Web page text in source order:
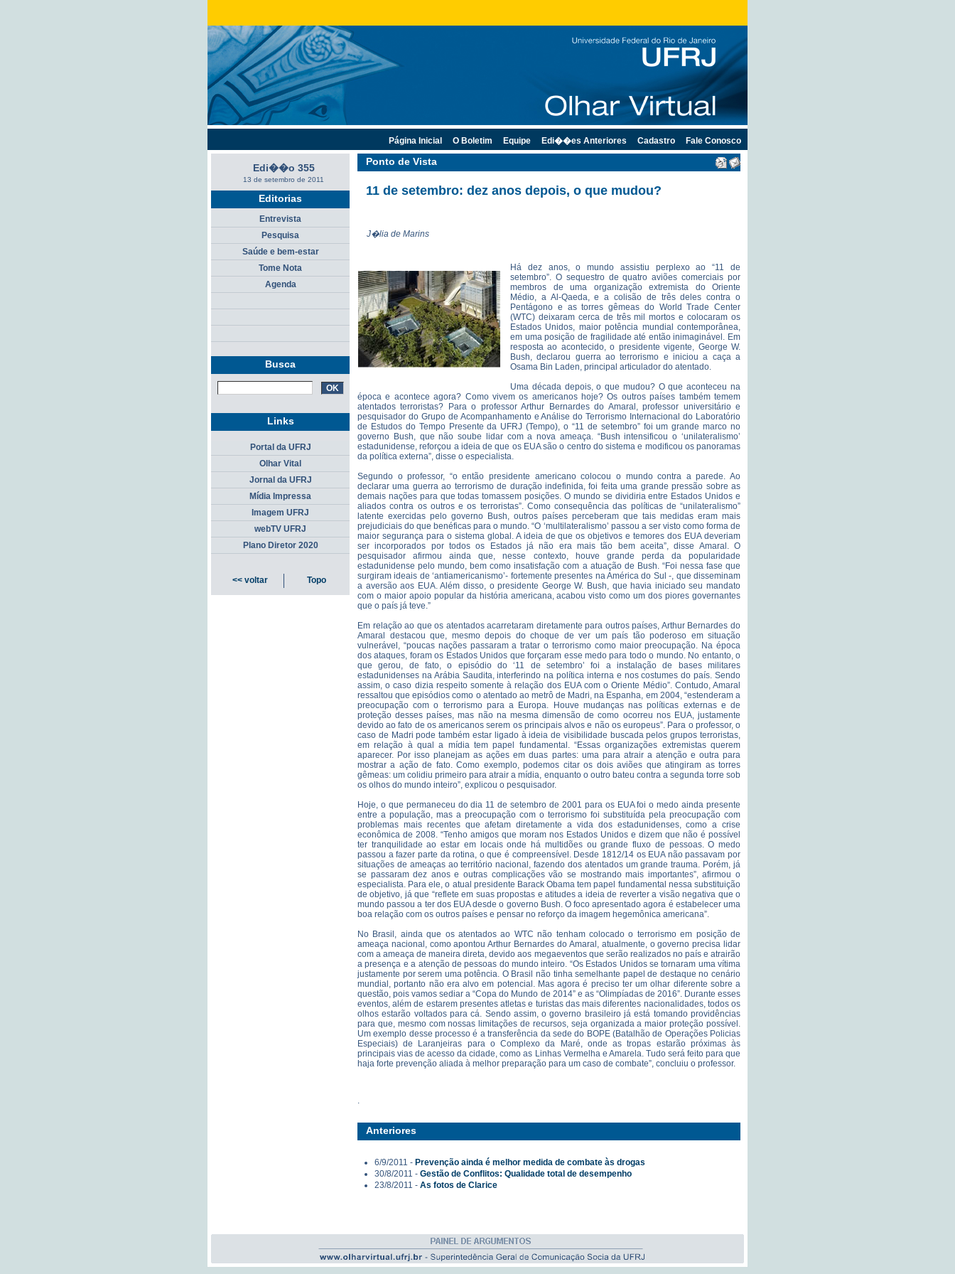
Ponto de Vista
11 de setembro: dez anos depois, o que mudou?
J�lia de Marins
Há dez anos, o mundo assistiu perplexo ao “11 de
setembro”. O sequestro de quatro aviões comerciais por
membros de uma organização extremista do Oriente
Médio, a Al-Qaeda, e a colisão de três deles contra o
Pentágono e as torres gêmeas do World Trade Center
(WTC) deixaram cerca de três mil mortos e colocaram os
Estados Unidos, maior potência mundial contemporânea,
em uma posição de fragilidade até então inimaginável. Em
resposta ao acontecido, o presidente vigente, George W.
Bush, declarou guerra ao terrorismo e iniciou a caça a
Osama Bin Laden, principal articulador do atentado.
Uma década depois, o que mudou? O que aconteceu na
época e acontece agora? Como vivem os americanos hoje? Os outros países também temem
atentados terroristas? Para o professor Arthur Bernardes do Amaral, professor universitário e
pesquisador do Grupo de Acompanhamento e Análise do Terrorismo Internacional do Laboratório
de Estudos do Tempo Presente da UFRJ (Tempo), o “11 de setembro” foi um grande marco no
governo Bush, que não soube lidar com a nova ameaça. “Bush intensificou o ‘unilateralismo’
estadunidense, reforçou a ideia de que os EUA são o centro do sistema e modificou os panoramas
da política externa”, disse o especialista.
Segundo o professor, “o então presidente americano colocou o mundo contra a parede. Ao
declarar uma guerra ao terrorismo de duração indefinida, foi feita uma grande pressão sobre as
demais nações para que todas tomassem posições. O mundo se dividiria entre Estados Unidos e
aliados contra os outros e os terroristas”. Como consequência das políticas de “unilateralismo”
latente exercidas pelo governo Bush, outros países perceberam que tais medidas eram mais
prejudiciais do que benéficas para o mundo. “O ‘multilateralismo’ passou a ser visto como forma de
maior segurança para o sistema global. A ideia de que os objetivos e temores dos EUA deveriam
ser incorporados por todos os Estados já não era mais tão bem aceita”, disse Amaral. O
pesquisador afirmou ainda que, nesse contexto, houve grande perda da popularidade
estadunidense pelo mundo, bem como insatisfação com a atuação de Bush. “Foi nessa fase que
surgiram ideais de ‘antiamericanismo’- fortemente presentes na América do Sul -, que disseminam
a aversão aos EUA. Além disso, o presidente George W. Bush, que havia iniciado seu mandato
com o maior apoio popular da história americana, acabou visto como um dos piores governantes
que o país já teve.”
Em relação ao que os atentados acarretaram diretamente para outros países, Arthur Bernardes do
Amaral destacou que, mesmo depois do choque de ver um país tão poderoso em situação
vulnerável, “poucas nações passaram a tratar o terrorismo como maior preocupação. Na época
dos ataques, foram os Estados Unidos que forçaram esse medo para todo o mundo. No entanto, o
que gerou, de fato, o episódio do ‘11 de setembro’ foi a instalação de bases militares
estadunidenses na Arábia Saudita, interferindo na política interna e nos costumes do país. Sendo
assim, o caso dizia respeito somente à relação dos EUA com o Oriente Médio”. Contudo, Amaral
ressaltou que episódios como o atentado ao metrô de Madri, na Espanha, em 2004, “estenderam a
preocupação com o terrorismo para a Europa. Houve mudanças nas políticas externas e de
proteção desses países, mas não na mesma dimensão de como ocorreu nos EUA, justamente
devido ao fato de os americanos serem os principais alvos e não os europeus”. Para o professor, o
caso de Madri pode também estar ligado à ideia de visibilidade buscada pelos grupos terroristas,
em relação à qual a mídia tem papel fundamental. “Essas organizações extremistas querem
aparecer. Por isso planejam as ações em duas partes: uma para atrair a atenção e outra para
mostrar a ação de fato. Como exemplo, podemos citar os dois aviões que atingiram as torres
gêmeas: um colidiu primeiro para atrair a mídia, enquanto o outro bateu contra a segunda torre sob
os olhos do mundo inteiro”, explicou o pesquisador.
Hoje, o que permaneceu do dia 11 de setembro de 2001 para os EUA foi o medo ainda presente
entre a população, mas a preocupação com o terrorismo foi substituída pela preocupação com
problemas mais recentes que afetam diretamente a vida dos estadunidenses, como a crise
econômica de 2008. “Tenho amigos que moram nos Estados Unidos e dizem que não é possível
ter tranquilidade ao estar em locais onde há multidões ou grande fluxo de pessoas. O medo
passou a fazer parte da rotina, o que é compreensível. Desde 1812/14 os EUA não passavam por
situações de ameaças ao território nacional, fazendo dos atentados um grande trauma. Porém, já
se passaram dez anos e outras complicações vão se mostrando mais importantes”, afirmou o
especialista. Para ele, o atual presidente Barack Obama tem papel fundamental nessa substituição
de objetivo, já que “reflete em suas propostas e atitudes a ideia de reverter a visão negativa que o
mundo passou a ter dos EUA desde o governo Bush. O foco apresentado agora é estabelecer uma
boa relação com os outros países e pensar no reforço da imagem hegemônica americana”.
No Brasil, ainda que os atentados ao WTC não tenham colocado o terrorismo em posição de
ameaça nacional, como apontou Arthur Bernardes do Amaral, atualmente, o governo precisa lidar
com a ameaça de maneira direta, devido aos megaeventos que serão realizados no país e atrairão
a presença e a atenção de pessoas do mundo inteiro. “Os Estados Unidos se tornaram uma vítima
justamente por serem uma potência. O Brasil não tinha semelhante papel de destaque no cenário
mundial, portanto não era alvo em potencial. Mas agora é preciso ter um olhar diferente sobre a
questão, pois vamos sediar a “Copa do Mundo de 2014” e as “Olimpíadas de 2016”. Durante esses
eventos, além de estarem presentes atletas e turistas das mais diferentes nacionalidades, todos os
olhos estarão voltados para cá. Sendo assim, o governo brasileiro já está tomando providências
para que, mesmo com nossas limitações de recursos, seja organizada a maior proteção possível.
Um exemplo desse processo é a transferência da sede do BOPE (Batalhão de Operações Policias
Especiais) de Laranjeiras para o Complexo da Maré, onde as tropas estarão próximas às
principais vias de acesso da cidade, como as Linhas Vermelha e Amarela. Tudo será feito para que
haja forte prevenção aliada à melhor preparação para um caso de combate”, concluiu o professor.
.
Anteriores
6/9/2011 - Prevenção ainda é melhor medida de combate às drogas
30/8/2011 - Gestão de Conflitos: Qualidade total de desempenho
23/8/2011 - As fotos de Clarice
Edi��o 355
13 de setembro de 2011
Editorias
Entrevista
Pesquisa
Saúde e bem-estar
Tome Nota
Agenda
Busca
Página Inicial O Boletim Equipe Edi��es Anteriores Cadastro Fale Conosco
Links
Portal da UFRJ
Olhar Vital
Jornal da UFRJ
Mídia Impressa
Imagem UFRJ
webTV UFRJ
Plano Diretor 2020
<< voltar Topo